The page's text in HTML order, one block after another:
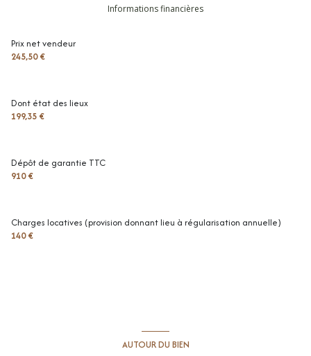
Informations financières
Prix net vendeur
245,50 €
Dont état des lieux
199,35 €
Dépôt de garantie TTC
910 €
Charges locatives (provision donnant lieu à régularisation annuelle)
140 €
AUTOUR DU BIEN